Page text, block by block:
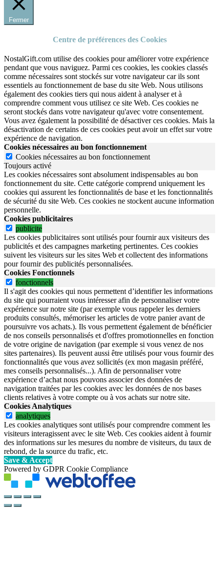
Fermer
Centre de préférences des Cookies
NostalGift.com utilise des cookies pour améliorer votre expérience
pendant que vous naviguez. Parmi ces cookies, les cookies classés
comme nécessaires sont stockés sur votre navigateur car ils sont
essentiels au fonctionnement de base du site Web. Nous utilisons
également des cookies tiers qui nous aident à analyser et à
comprendre comment vous utilisez ce site Web. Ces cookies ne
seront stockés dans votre navigateur qu'avec votre consentement.
Vous avez également la possibilité de désactiver ces cookies. Mais la
désactivation de certains de ces cookies peut avoir un effet sur votre
expérience de navigation.
Cookies nécessaires au bon fonctionnement
Cookies nécessaires au bon fonctionnement
Toujours activé
Les cookies nécessaires sont absolument indispensables au bon
fonctionnement du site. Cette catégorie comprend uniquement les
cookies qui assurent les fonctionnalités de base et les fonctionnalités
de sécurité du site Web. Ces cookies ne stockent aucune information
personnelle.
Cookies publicitaires
publicite
Les cookies publicitaires sont utilisés pour fournir aux visiteurs des
publicités et des campagnes marketing pertinentes. Ces cookies
suivent les visiteurs sur les sites Web et collectent des informations
pour fournir des publicités personnalisées.
Cookies Fonctionnels
fonctionnels
Il s'agit des cookies qui nous permettent d’identifier les informations
du site qui pourraient vous intéresser afin de personnaliser votre
expérience sur notre site (par exemple vous rappeler les derniers
produits consultés, mémoriser les articles de votre panier avant de
poursuivre vos achats.). Ils vous permettent également de bénéficier
de nos conseils personnalisés et d'offres promotionnelles en fonction
de votre origine de navigation (par exemple si vous venez de nos
sites partenaires). Ils peuvent aussi être utilisés pour vous fournir des
fonctionnalités que vous avez sollicités (ex mon magasin préféré,
mes conseils personnalisés...). Afin de personnaliser votre
expérience d’achat nous pouvons associer des données de
navigation traitées par les cookies avec les données de nos bases
clients relatives à votre compte ou à vos achats sur notre site.
Cookies Analytiques
analytiques
Les cookies analytiques sont utilisés pour comprendre comment les
visiteurs interagissent avec le site Web. Ces cookies aident à fournir
des informations sur les mesures du nombre de visiteurs, du taux de
rebond, de la source du trafic, etc.
Save & Accept
Powered by GDPR Cookie Compliance